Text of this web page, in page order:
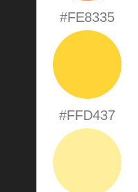
#FE8335
#FFD437